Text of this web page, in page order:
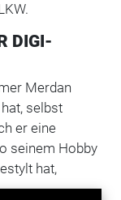
DIGI-
Merdan
selbst
er eine
seinem Hobby
hat,